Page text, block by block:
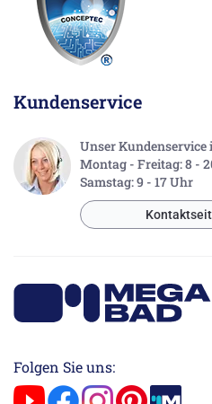
Kundenservice
Unser Kundenservice
Montag - Freitag: 8 -
Samstag: 9 - 17 Uhr
Folgen Sie uns: